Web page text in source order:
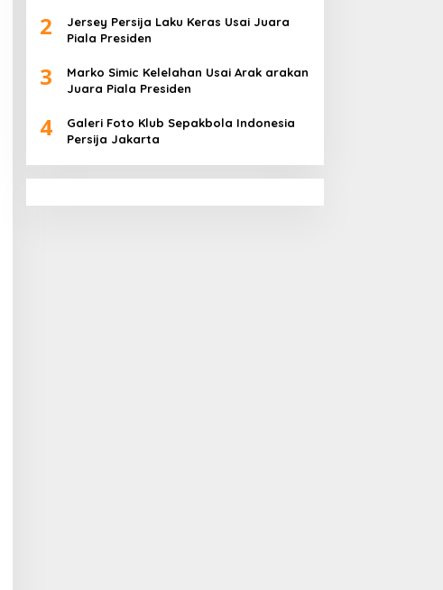
2
Jersey Persija Laku Keras Usai Juara
Piala Presiden
3
Marko Simic Kelelahan Usai Arak arakan
Juara Piala Presiden
4
Galeri Foto Klub Sepakbola Indonesia
Persija Jakarta